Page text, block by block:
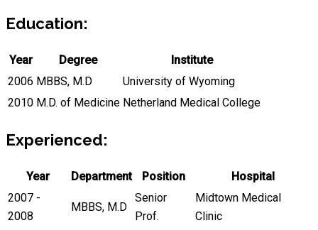
Education:
Year Degree
Institute
2006 MBBS, M.D
University of Wyoming
2010 M.D. of Medicine Netherland Medical College
Experienced:
Year Department Position
Hospital
2007 -
2008
MBBS, M.D
Senior
Prof.
Midtown Medical
Clinic